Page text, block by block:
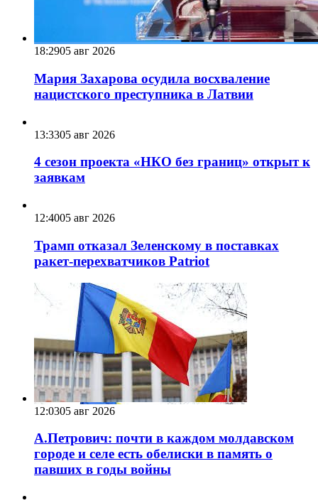
18:2905 авг 2026
Мария Захарова осудила восхваление
нацистского преступника в Латвии
13:3305 авг 2026
4 сезон проекта «НКО без границ» открыт к
заявкам
12:4005 авг 2026
Трамп отказал Зеленскому в поставках
ракет-перехватчиков Patriot
12:0305 авг 2026
А.Петрович: почти в каждом молдавском
городе и селе есть обелиски в память о
павших в годы войны